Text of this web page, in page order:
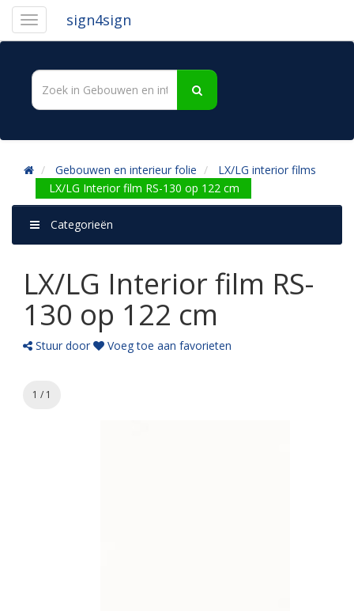
sign4sign
Gebouwen en interieur folie
LX/LG interior films
LX/LG Interior film RS-130 op 122 cm
Categorieën
LX/LG Interior film RS-
130 op 122 cm
Stuur door Voeg toe aan favorieten
1 / 1